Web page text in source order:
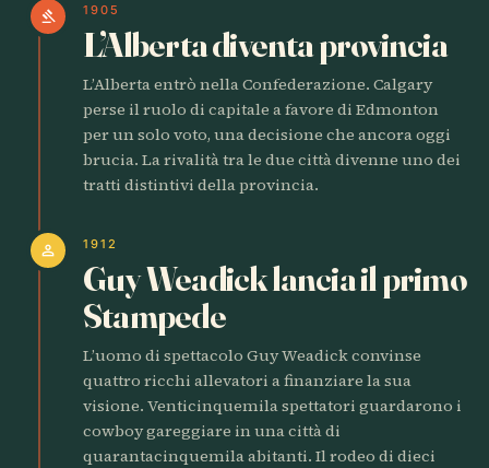
gavel 1905
L’Alberta diventa provincia
L’Alberta entrò nella Confederazione. Calgary
perse il ruolo di capitale a favore di Edmonton
per un solo voto, una decisione che ancora oggi
brucia. La rivalità tra le due città divenne uno dei
tratti distintivi della provincia.
person 1912
Guy Weadick lancia il primo
Stampede
L’uomo di spettacolo Guy Weadick convinse
quattro ricchi allevatori a finanziare la sua
visione. Venticinquemila spettatori guardarono i
cowboy gareggiare in una città di
quarantacinquemila abitanti. Il rodeo di dieci